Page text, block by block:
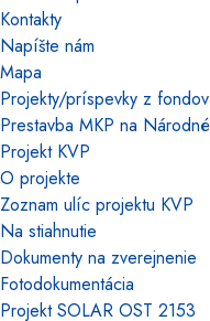
Kontakty
Napíšte nám
Mapa
Projekty/príspevky z fondov
Prestavba MKP na
Projekt KVP
O projekte
Zoznam ulíc projektu KVP
Na stiahnutie
Dokumenty na zverejnenie
Fotodokumentácia
Projekt SOLAR OST 2153